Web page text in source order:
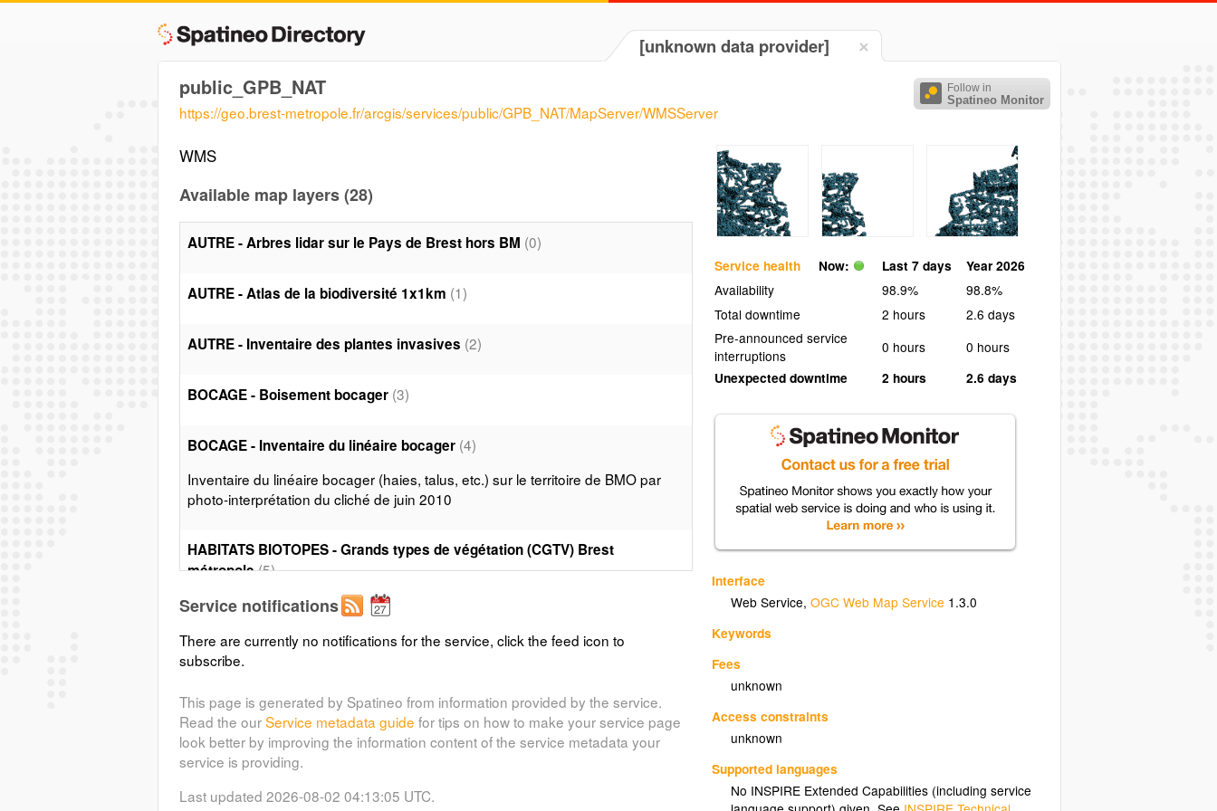
[unknown data provider]
Follow in
Spatineo Monitor
public_GPB_NAT
https://geo.brest-metropole.fr/arcgis/services/public/GPB_NAT/MapServer/WMSServer
Service health Now: Last 7 days
Year 2026
Availability
98.9%
98.8%
Total downtime
2 hours
2.6 days
Pre-announced service
interruptions
0 hours
0 hours
Unexpected downtime
2 hours 2.6 days
Interface
Web Service,OGC Web Map Service 1.3.0
Keywords
Fees
unknown
Access constraints
unknown
Supported languages
No INSPIRE Extended Capabilities (including service
WMS
Available map layers (28)
AUTRE - Arbres lidar sur le Pays de Brest hors BM (0)
AUTRE - Atlas de la biodiversité 1x1km (1)
AUTRE - Inventaire des plantes invasives (2)
BOCAGE - Boisement bocager (3)
BOCAGE - Inventaire du linéaire bocager (4)
Inventaire du linéaire bocager (haies, talus, etc.) sur le territoire de BMO par
photo-interprétation du cliché de juin 2010
HABITATS BIOTOPES - Grands types de végétation (CGTV) Brest
métropole(5)
HABITATS BIOTOPES - Evaluation des pressions ZNR Crozon
HABITATS BIOTOPES - Habitats marins ZNR Crozon
HABITATS BIOTOPES - Zone Natura 2000 de la Rade de Brest(8)
Zones naturelles faisant partie du réseau Natura 2000 défini dans le cadre de
la Directive européenne Natura 2000. Le « réseau Natura 2000 », est un
réseau européen de sites abritant des habitats (milieux naturels) et/ou des
Service notifications
There are currently no notifications for the service, click the feed icon to
subscribe.
This page is generated by Spatineo from information provided by the service.
Read the ourService metadata guide for tips on how to make your service page
look better by improving the information content of the service metadata your
service is providing.
Last updated 2026-08-02 04:13:05 UTC.